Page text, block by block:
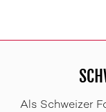
Als Schweizer